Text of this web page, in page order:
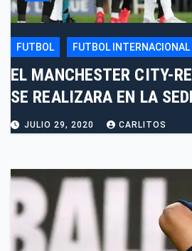
FUTBOL FUTBOL INTERNACIONAL
EL MANCHESTER CITY-
SE REALIZARA EN LA
JULIO 29, 2020 CARLITOS